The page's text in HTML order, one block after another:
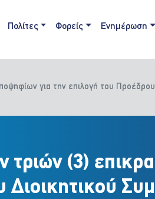
navigation
Πολίτες Φορείς Ενημέρωση
για την επιλογή του
(3)